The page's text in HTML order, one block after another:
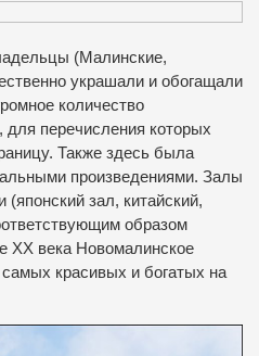
(Малинские,
украшали и обогащали
количество
перечисления которых
Также здесь была
произведениями. Залы
зал, китайский,
образом
ХХ века Новомалинское
красивых и богатых на